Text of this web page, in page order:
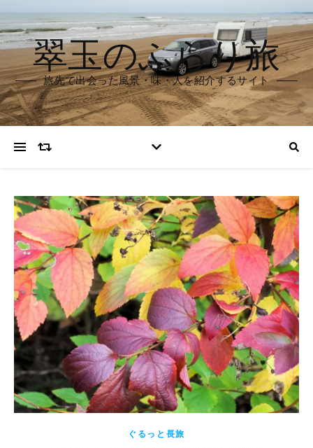
翠玉のふらり旅
旅先で出会った風景・味・人を紹介するサイト
ぐるっと長旅